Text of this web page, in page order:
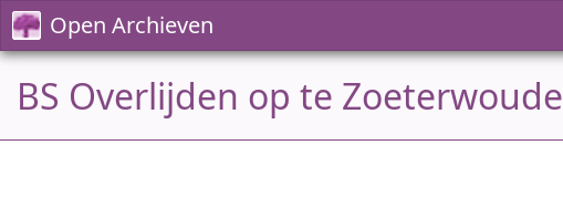
Open Archieven
BS Overlijden op te Zoeterwoude